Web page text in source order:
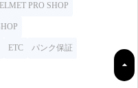
PRO SHOP
ETC パンク保証